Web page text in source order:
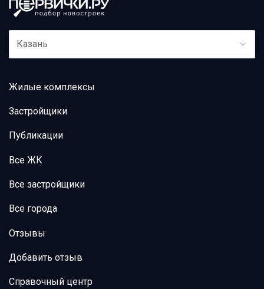
Казань
Жилые комплексы
Застройщики
Публикации
Все ЖК
Все застройщики
Все города
Отзывы
Добавить отзыв
Справочный центр